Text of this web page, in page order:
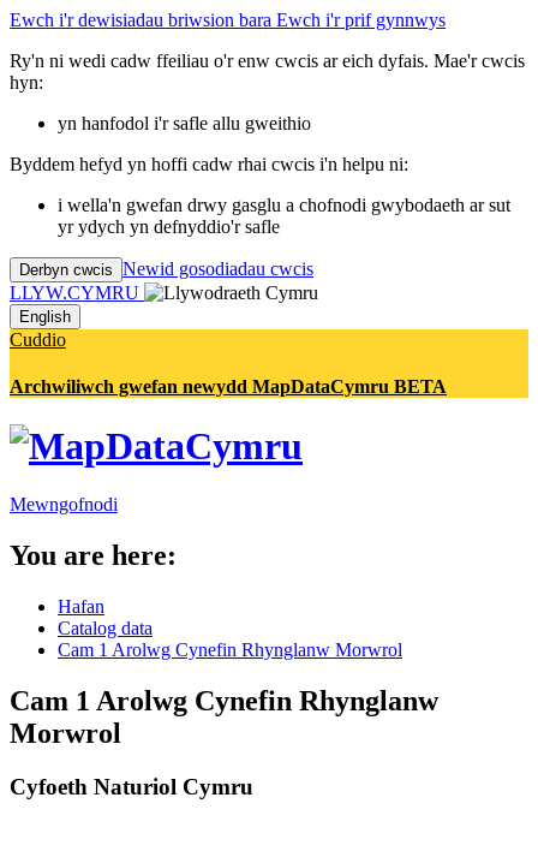
Ewch i'r dewisiadau briwsion bara Ewch i'r prif gynnwys
Ry'n ni wedi cadw ffeiliau o'r enw cwcis ar eich dyfais. Mae'r cwcis
hyn:
yn hanfodol i'r safle allu gweithio
Byddem hefyd yn hoffi cadw rhai cwcis i'n helpu ni:
i wella'n gwefan drwy gasglu a chofnodi gwybodaeth ar sut
yr ydych yn defnyddio'r safle
Derbyn cwcis Newid gosodiadau cwcis
LLYW.CYMRU
English
Cuddio
Archwiliwch gwefan newydd MapDataCymru BETA
Mewngofnodi
You are here:
Hafan
Catalog data
Cam 1 Arolwg Cynefin Rhynglanw Morwrol
Cam 1 Arolwg Cynefin Rhynglanw
Morwrol
Cyfoeth Naturiol Cymru